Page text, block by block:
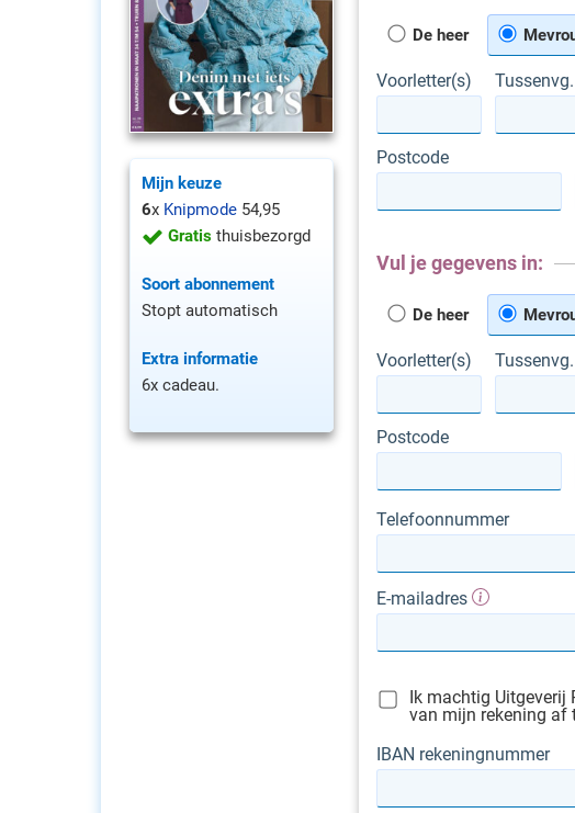
Mijn keuze
6x Knipmode 54,95
Gratis thuisbezorgd
Soort abonnement
Stopt automatisch
Extra informatie
6x cadeau.
De heer
Voorletter(s) Tussenvg.
Postcode
Vul je gegevens in:
De heer
Voorletter(s) Tussenvg.
Postcode
Telefoonnummer
E-mailadres
Ik machtig Uitgeverij
van mijn rekening af
IBAN rekeningnummer